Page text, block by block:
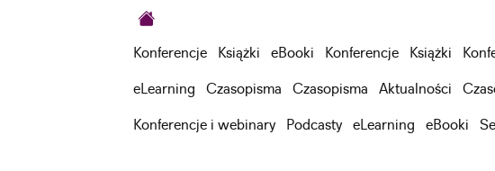
Konferencje Książki eBooki Konferencje Książki
eLearning Czasopisma Czasopisma Aktualności
Konferencje i webinary Podcasty eLearning eBooki